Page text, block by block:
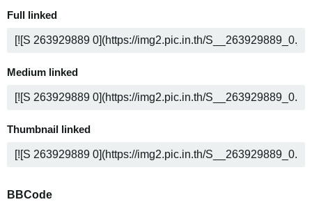
Full linked
Medium linked
Thumbnail linked
BBCode